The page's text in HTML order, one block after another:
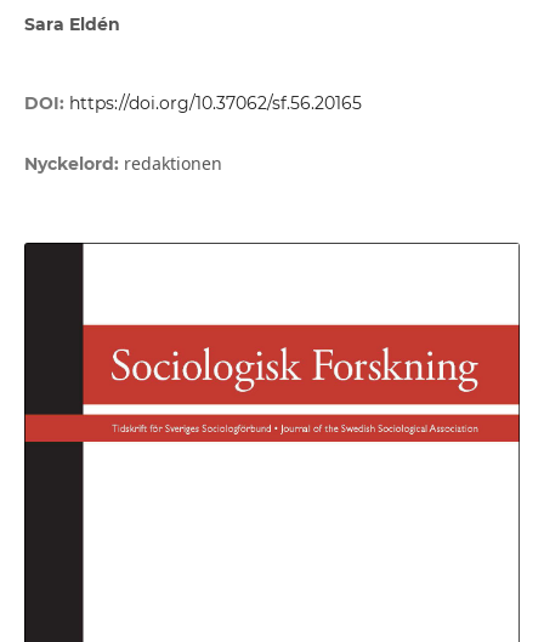
Sara Eldén
DOI: https://doi.org/10.37062/sf.56.20165
Nyckelord: redaktionen